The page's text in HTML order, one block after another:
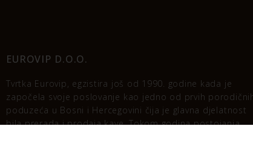
EUROVIP D.O.O.
Tvrtka Eurovip, egzistira još od 1990. godine kada je
započela svoje poslovanje kao jedno od prvih
poduzeća u Bosni i Hercegovini čija je glavna djelatnost
bila prerada i prodaja kave. Tokom godina postojanja